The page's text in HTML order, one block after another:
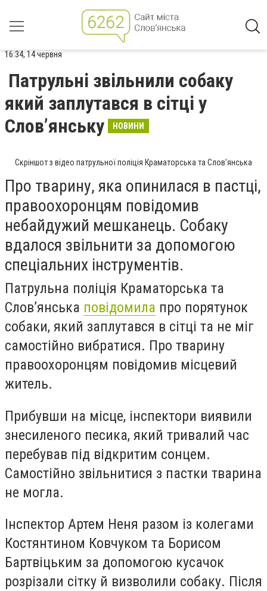
16:34, 14 червня
Патрульні звільнили собаку
який заплутався в сітці у
Слов’янську
НОВИНИ
Скріншот з відео патрульної поліція Краматорська та Слов’янська
Про тварину, яка опинилася в пастці,
правоохоронцям повідомив
небайдужий мешканець. Собаку
вдалося звільнити за допомогою
спеціальних інструментів.
Патрульна поліція Краматорська та
Слов’янська повідомила про порятунок
собаки, який заплутався в сітці та не міг
самостійно вибратися. Про тварину
правоохоронцям повідомив місцевий
житель.
Прибувши на місце, інспектори виявили
знесиленого песика, який тривалий час
перебував під відкритим сонцем.
Самостійно звільнитися з пастки тварина
не могла.
Інспектор Артем Неня разом із колегами
Костянтином Ковчуком та Борисом
Бартвіцьким за допомогою кусачок
розрізали сітку й визволили собаку. Після